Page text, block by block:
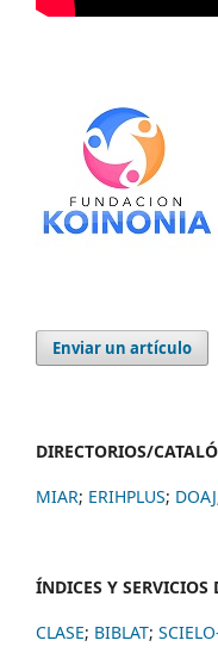
Enviar un artículo
DIRECTORIOS/
MIAR; ERIHPLUS; DOAJ
ÍNDICES Y SERVICIOS
CLASE; BIBLAT;